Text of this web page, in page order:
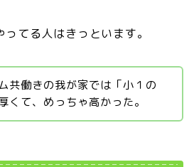
てる人はきっといます。
共働きの我が家では「小１の
くて、めっちゃ高かった。